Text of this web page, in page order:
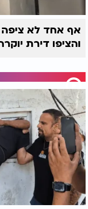
אף אחד לא
והציפו דירת